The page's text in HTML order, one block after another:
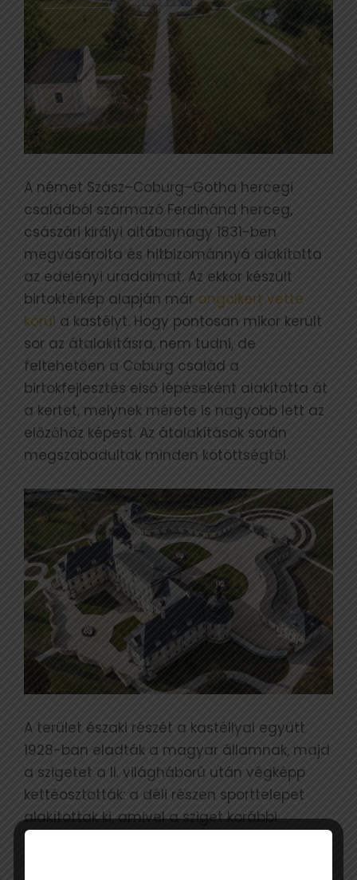
A német Szász–Coburg–Gotha hercegi
családból származó Ferdinánd herceg,
császári királyi altábornagy 1831-ben
megvásárolta és hitbizománnyá alakította
az edelényi uradalmat. Az ekkor készült
birtoktérkép alapján már angolkert vette
körül a kastélyt. Hogy pontosan mikor került
sor az átalakításra, nem tudni, de
feltehetően a Coburg család a
birtokfejlesztés első lépéseként alakította át
a kertet, melynek mérete is nagyobb lett az
előzőhöz képest. Az átalakítások során
megszabadultak minden kötöttségtől.
A terület északi részét a kastéllyal együtt
1928-ban eladták a magyar államnak, majd
a szigetet a II. világháború után végképp
kettéosztották: a déli részen sporttelepet
alakítottak ki, amivel a sziget korábbi
egysége teljesen megszűnt. Az 1980-as